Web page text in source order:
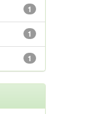
1
1
1